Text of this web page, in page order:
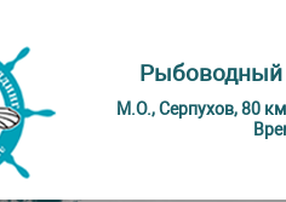
Рыбоводный
М.О., Серпухов, 80